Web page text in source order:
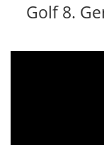
Golf 8.